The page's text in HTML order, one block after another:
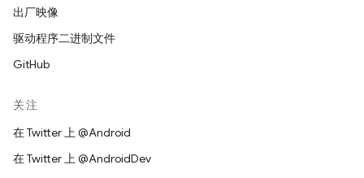
出厂映像
驱动程序二进制文件
GitHub
关注
在 Twitter 上 @Android
在 Twitter 上 @AndroidDev